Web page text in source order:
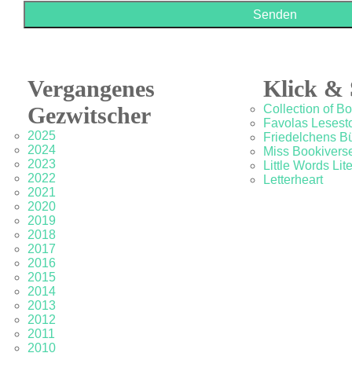
Vergangenes
Gezwitscher
2025
2024
2023
2022
2021
2020
2019
2018
2017
2016
2015
2014
2013
2012
2011
2010
Klick &
Collection of
Favolas
Friedelchens
Miss
Little Words
Letterheart